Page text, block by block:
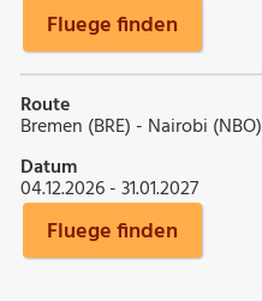
Fluege finden
Route
Bremen (BRE) - Nairobi (NBO)
Datum
04.12.2026 - 31.01.2027
Fluege finden